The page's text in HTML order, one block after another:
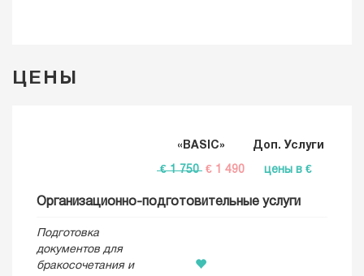
ЦЕНЫ
«BASIC» Доп. Услуги
€ 1 750 € 1 490 цены в €
Организационно-подготовительные услуги
Подготовка
документов для
бракосочетания и